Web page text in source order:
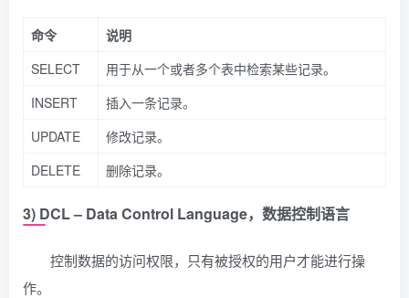
命令
说明
SELECT
用于从一个或者多个表中检索某些记录。
INSERT
插入一条记录。
UPDATE
修改记录。
DELETE
删除记录。
3) DCL – Data Control Language，数据控制语言
控制数据的访问权限，只有被授权的用户才能进行操
作。